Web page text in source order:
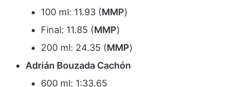
100 ml: 11.93 (MMP)
Final: 11.85 (MMP)
200 ml: 24.35 (MMP)
Adrián Bouzada Cachón
600 ml: 1:33.65